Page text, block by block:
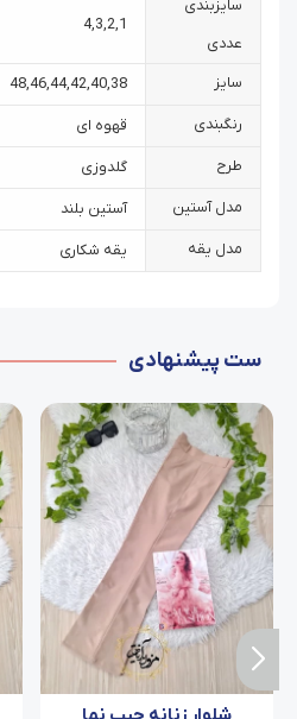
سایزبندی
عددی
1
,
2
,
3
,
4
سایز 38
,
40
,
42
,
44
,
46
,
48
رنگبندی قهوه ای
طرح گلدوزی
مدل آستین آستین بلند
مدل یقه یقه شکاری
ست پیشنهادی